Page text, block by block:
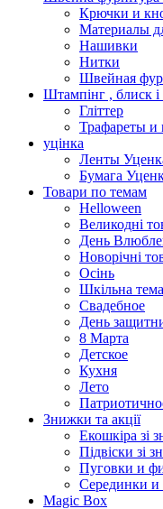
Крючки и
Материалы
Нашивки
Нитки
Швейная
Штампінг , блиск і
Гліттер
Трафареты и
уцінка
Ленты
Бумага
Товари по темам
Helloween
Великодні
День
Новорічні
Осінь
Шкільна
Свадебное
День
8 Марта
Детское
Кухня
Лето
Знижки та акції
Екошкіра зі
Підвіски зі
Пуговки и
Серединки и
Magic Box